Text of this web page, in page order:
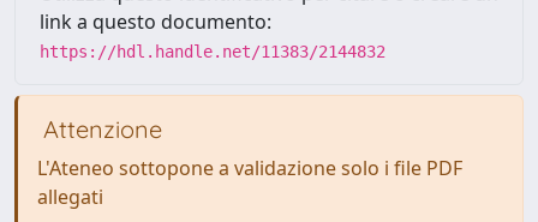
link a questo documento:
https://hdl.handle.net/11383/2144832
Attenzione
L'Ateneo sottopone a validazione solo i file PDF
allegati